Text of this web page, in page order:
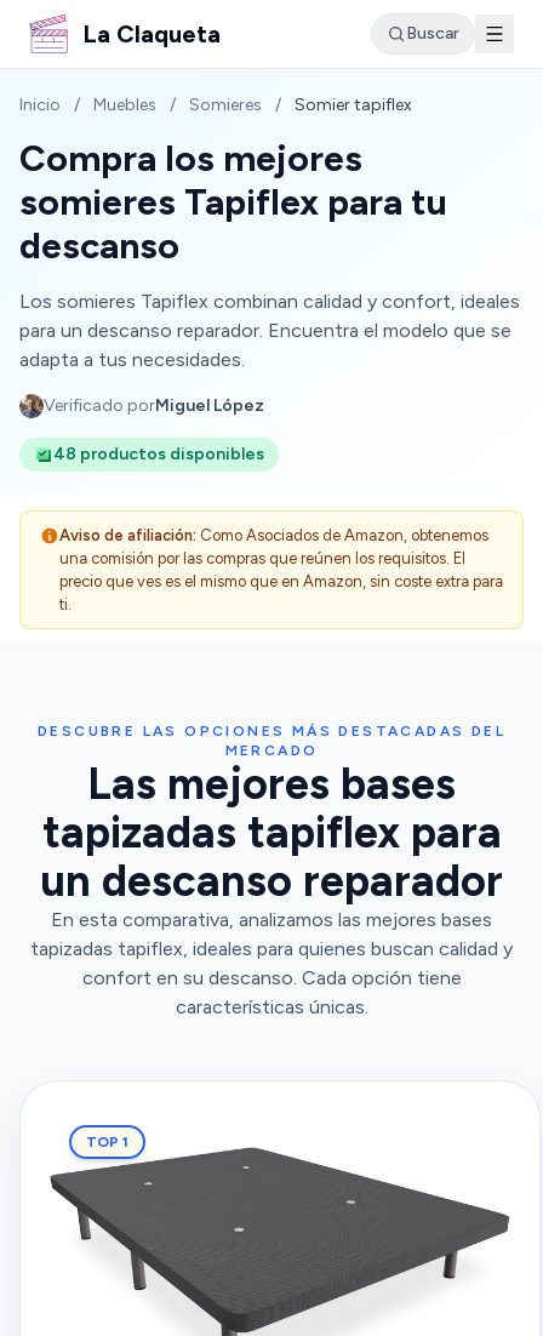
La Claqueta Buscar
Inicio / Muebles / Somieres / Somier tapiflex
Compra los mejores
somieres Tapiflex para tu
descanso
Los somieres Tapiflex combinan calidad y confort, ideales
para un descanso reparador. Encuentra el modelo que se
adapta a tus necesidades.
Verificado porMiguel López
48 productos disponibles
Aviso de afiliación: Como Asociados de Amazon, obtenemos
una comisión por las compras que reúnen los requisitos. El
precio que ves es el mismo que en Amazon, sin coste extra para
ti.
DESCUBRE LAS OPCIONES MÁS DESTACADAS DEL
MERCADO
Las mejores bases
tapizadas tapiflex para
un descanso reparador
En esta comparativa, analizamos las mejores bases
tapizadas tapiflex, ideales para quienes buscan calidad y
confort en su descanso. Cada opción tiene
características únicas.
TOP 1